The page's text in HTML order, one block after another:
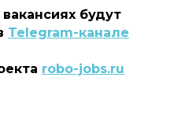
будут
Telegram-канале
robo-jobs.ru